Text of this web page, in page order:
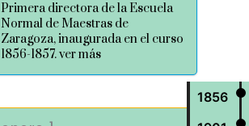
1856
Primera directora de la Escuela
Normal de Maestras de
Zaragoza, inaugurada en el curso
1856-1857. ver más